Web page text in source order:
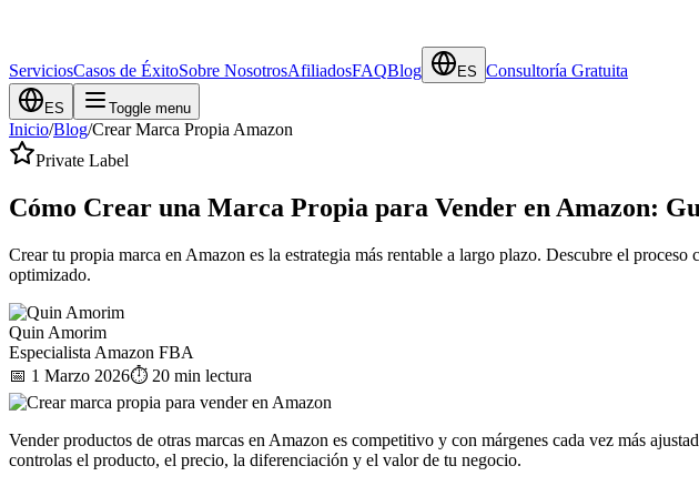
ServiciosCasos de ÉxitoSobre NosotrosAfiliadosFAQBlog ES Consultoría Gratuita
ES Toggle menu
Inicio/Blog/Crear Marca Propia Amazon
Private Label
Cómo Crear una Marca Propia para Vender en Amazon:
Crear tu propia marca en Amazon es la estrategia más rentable a largo plazo. Descubre el
optimizado.
Quin Amorim
Especialista Amazon FBA
📅 1 Marzo 2026⏱️ 20 min lectura
Vender productos de otras marcas en Amazon es competitivo y con márgenes cada vez más
controlas el producto, el precio, la diferenciación y el valor de tu negocio.